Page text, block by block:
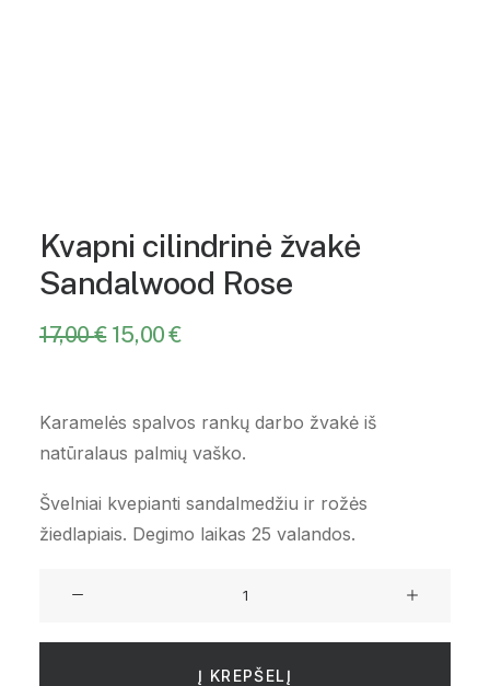
Kvapni cilindrinė žvakė
Sandalwood Rose
17,00€ Original
17,00 €.
15,00€
15,00 €.
Karamelės spalvos rankų darbo žvakė iš
natūralaus palmių vaško.
Švelniai kvepianti sandalmedžiu ir rožės
žiedlapiais. Degimo laikas 25 valandos.
Kvapni
Į KREPŠELĮ